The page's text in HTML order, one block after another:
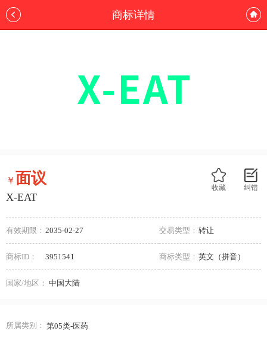
商标详情
纠错
收藏
￥面议
X-EAT
有效期限： 2035-02-27 交易类型： 转让
商标ID： 3951541 商标类型： 英文（拼音）
国家/地区： 中国大陆
所属类别： 第05类-医药